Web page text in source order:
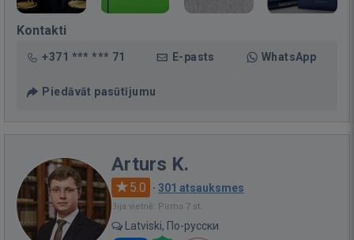
Kontakti
+371 *** *** 71 E-pasts WhatsApp
Piedāvāt pasūtījumu
Arturs K.
5.0 · 301 atsauksmes
Bija vietnē: Pirms 7 st.
Latviski, По-русски